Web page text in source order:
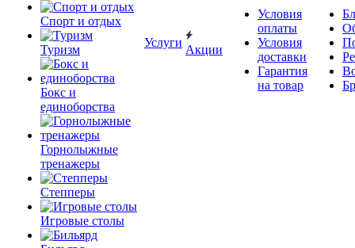
Спорт и отдых
Туризм
Бокс и
единоборства
Горнолыжные
тренажеры
Степперы
Игровые столы
Услуги
Акции
Условия
оплаты
Условия
доставки
Гарантия
на товар